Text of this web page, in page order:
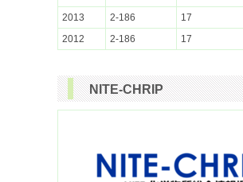
2013
2-186
17
2012
2-186 17
NITE-CHRIP